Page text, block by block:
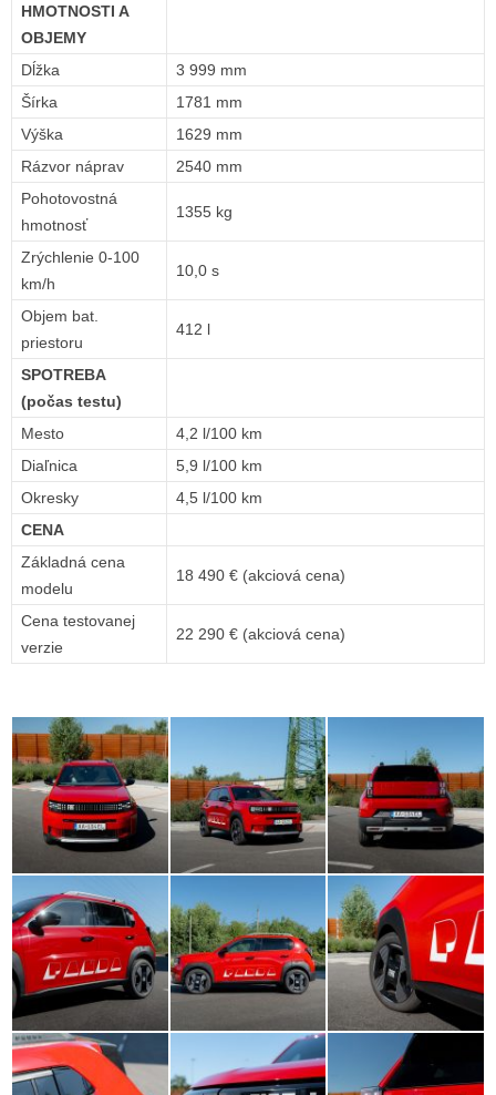
HMOTNOSTI A
OBJEMY
Dĺžka
3 999 mm
Šírka
1781 mm
Výška
1629 mm
Rázvor náprav
2540 mm
Pohotovostná
hmotnosť
1355 kg
Zrýchlenie 0-100
km/h
10,0 s
Objem bat.
priestoru
412 l
SPOTREBA
(počas testu)
Mesto
4,2 l/100 km
Diaľnica
5,9 l/100 km
Okresky
4,5 l/100 km
CENA
Základná cena
modelu
18 490 € (akciová cena)
Cena testovanej
verzie
22 290 € (akciová cena)